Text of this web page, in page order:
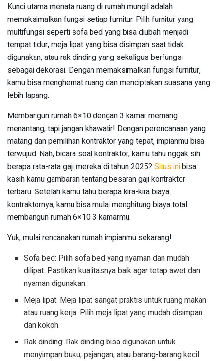
Kunci utama menata ruang di rumah mungil adalah
memaksimalkan fungsi setiap furnitur. Pilih furnitur yang
multifungsi seperti sofa bed yang bisa diubah menjadi
tempat tidur, meja lipat yang bisa disimpan saat tidak
digunakan, atau rak dinding yang sekaligus berfungsi
sebagai dekorasi. Dengan memaksimalkan fungsi furnitur,
kamu bisa menghemat ruang dan menciptakan suasana yang
lebih lapang.
Membangun rumah 6×10 dengan 3 kamar memang
menantang, tapi jangan khawatir! Dengan perencanaan yang
matang dan pemilihan kontraktor yang tepat, impianmu bisa
terwujud. Nah, bicara soal kontraktor, kamu tahu nggak sih
berapa rata-rata gaji mereka di tahun 2025?Situs inibisa
kasih kamu gambaran tentang besaran gaji kontraktor
terbaru. Setelah kamu tahu berapa kira-kira biaya
kontraktornya, kamu bisa mulai menghitung biaya total
membangun rumah 6×10 3 kamarmu.
Yuk, mulai rencanakan rumah impianmu sekarang!
Sofa bed: Pilih sofa bed yang nyaman dan mudah
dilipat. Pastikan kualitasnya baik agar tetap awet dan
nyaman digunakan.
Meja lipat: Meja lipat sangat praktis untuk ruang makan
atau ruang kerja. Pilih meja lipat yang mudah disimpan
dan kokoh.
Rak dinding: Rak dinding bisa digunakan untuk
menyimpan buku, pajangan, atau barang-barang kecil